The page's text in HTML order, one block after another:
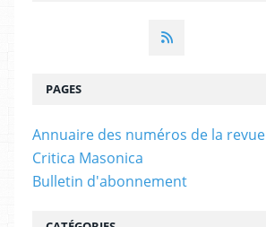
PAGES
Annuaire des numéros de la revue
Critica Masonica
Bulletin d'abonnement